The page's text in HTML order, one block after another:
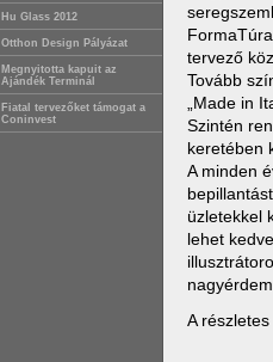
Hu Glass 2012
Otthon Design Pályázat
Megnyitotta kapuit az
Ajándék Terminál
Fiatal tervezőket támogat a
Coninvest
tervező
Tovább
„Made in
Szintén
keretében
A minden
üzletekkel
lehet
A